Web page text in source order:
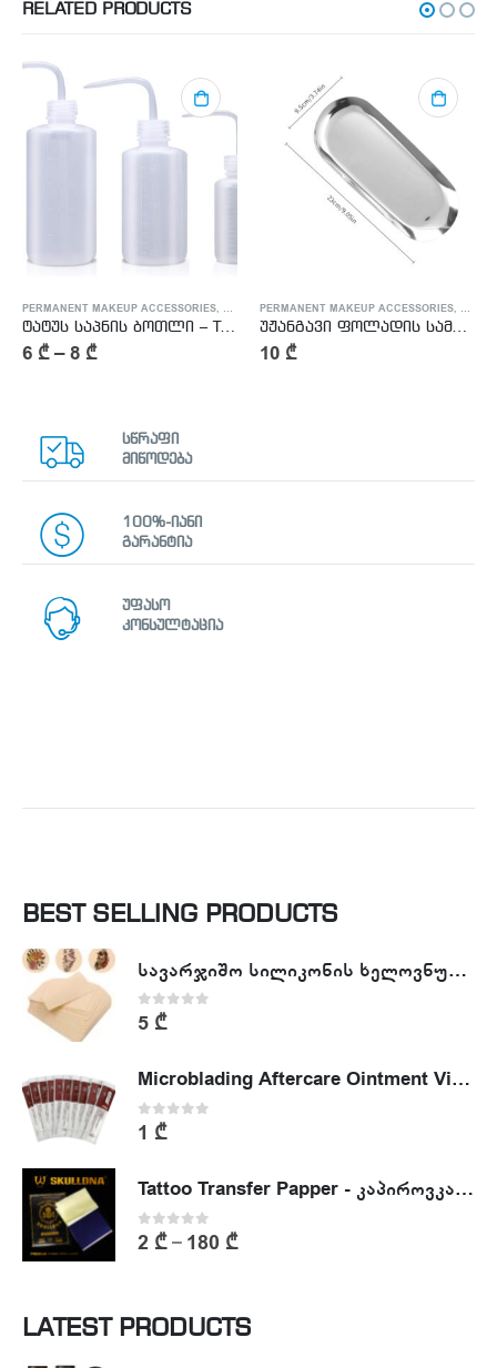
RELATED PRODUCTS
ACCESSORIES
PERMANENT MAKEUP ACCESSORIES, TATTOO ACCESSORIES
ტატუს საპნის ბოთლი – Tattoo Soap Bottle
6 ₾–8 ₾
PERMANENT MAKEUP ACCESSORIES,
უჟანგავი ფოლადის სამედიცინო თასი
10 ₾
სწრაფი
მიწოდება
100%-იანი
გარანტია
უფასო
კონსულტაცია
BEST SELLING PRODUCTS
სავარჯიშო სილიკონის ხელოვნური კანი - Tattoo Practike skin
0out of 5
5 ₾
Microblading Aftercare Ointment Vitamin A&D
0 out of 5
1 ₾
Tattoo Transfer Papper - კაპიროვკა - ტატუს ესკიზის კოპირების ქაღალდი
0out of 5
2 ₾– 180 ₾
LATEST PRODUCTS